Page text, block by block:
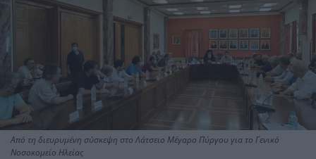
Από τη διευρυμένη σύσκεψη στο Λάτσειο Μέγαρο Πύργου για το Γενικό
Νοσοκομείο Ηλείας